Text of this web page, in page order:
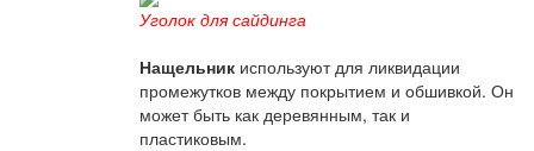
Уголок для сайдинга
Нащельник используют для ликвидации
промежутков между покрытием и обшивкой. Он
может быть как деревянным, так и
пластиковым.